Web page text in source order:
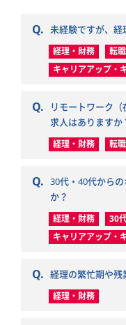
Q. 未経験ですが、経
経理・財務
転
キャリアアップ・
Q.
リモートワーク
求人はありますか
経理・財務 転
Q. 30代・40代から
か？
経理・財務 30
キャリアアップ・
Q. 経理の繁忙期や残
経理・財務